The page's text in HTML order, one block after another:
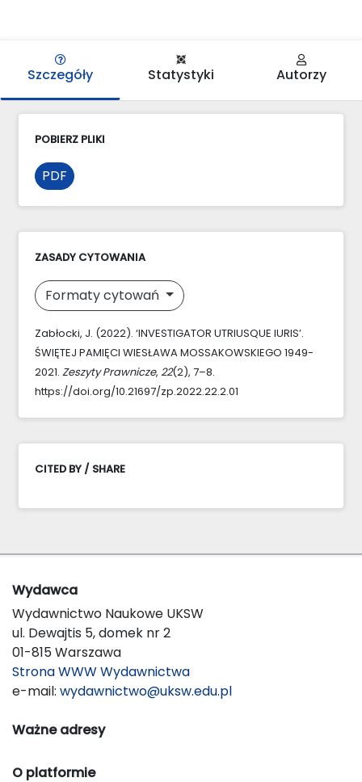
Szczegóły Statystyki Autorzy
POBIERZ PLIKI
PDF
ZASADY CYTOWANIA
Formaty cytowań
Zabłocki, J. (2022). ‘INVESTIGATOR UTRIUSQUE IURIS’.
ŚWIĘTEJ PAMIĘCI WIESŁAWA MOSSAKOWSKIEGO 1949-
2021. Zeszyty Prawnicze, 22(2), 7–8.
https://doi.org/10.21697/zp.2022.22.2.01
CITED BY / SHARE
Wydawca
Wydawnictwo Naukowe UKSW
ul. Dewajtis 5, domek nr 2
01-815 Warszawa
Strona WWW Wydawnictwa
e-mail: wydawnictwo@uksw.edu.pl
Ważne adresy
O platformie